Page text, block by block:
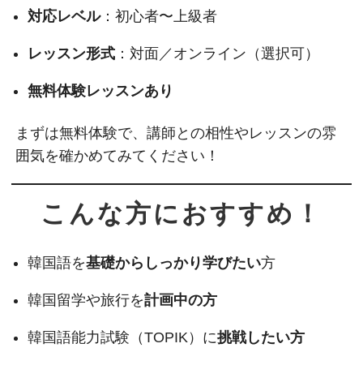
対応レベル：初心者〜上級者
レッスン形式 ：対面／オンライン（選択可）
無料体験レッスンあり
まずは無料体験で、講師との相性やレッスンの雰
囲気を確かめてみてください！
こんな方におすすめ！
韓国語を基礎からしっかり学びたい方
韓国留学や旅行を計画中の方
韓国語能力試験（TOPIK）に挑戦したい方